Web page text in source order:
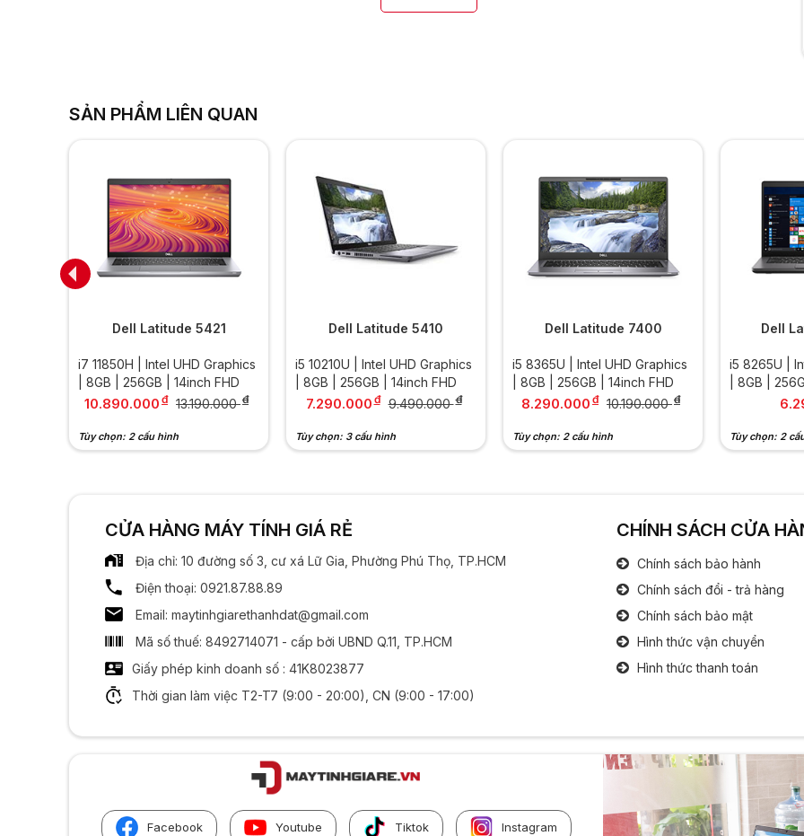
SẢN PHẨM LIÊN QUAN
Dell Latitude 5421
i7 11850H | Intel UHD Graphics
| 8GB | 256GB | 14inch FHD
10.890.000 đ 13.190.000đ
Tùy chọn: 2 cấu hình
Dell Latitude 5410
i5 10210U | Intel UHD Graphics
| 8GB | 256GB | 14inch FHD
7.290.000 đ 9.490.000đ
Tùy chọn: 3 cấu hình
Dell Latitude 7400
i5 8365U | Intel UHD Graphics
| 8GB | 256GB | 14inch FHD
8.290.000 đ 10.190.000đ
Tùy chọn: 2 cấu hình
Dell
i5 8265U |
| 8GB |
Tùy chọn: 2
CỬA HÀNG MÁY TÍNH GIÁ RẺ
Địa chỉ: 10 đường số 3, cư xá Lữ Gia, Phường Phú Thọ, TP.HCM
Điện thoại: 0921.87.88.89
Email: maytinhgiarethanhdat@gmail.com
Mã số thuế: 8492714071 - cấp bởi UBND Q.11, TP.HCM
Giấy phép kinh doanh số : 41K8023877
Thời gian làm việc T2-T7 (9:00 - 20:00), CN (9:00 - 17:00)
CHÍNH SÁCH CỬA
Chính sách bảo hành
Chính sách đổi - trả hàng
Chính sách bảo mật
Hình thức vận chuyển
Hình thức thanh toán
Facebook Youtube Tiktok Instagram